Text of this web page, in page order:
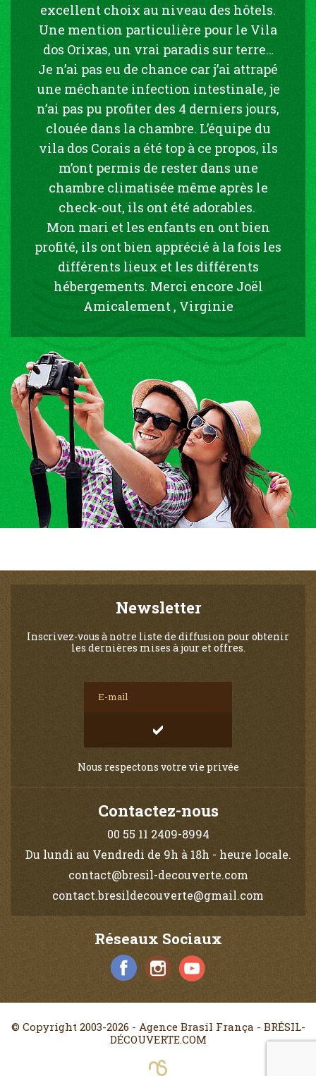
excellent choix au niveau des hôtels.
Une mention particulière pour le Vila
dos Orixas, un vrai paradis sur terre…
Je n’ai pas eu de chance car j’ai attrapé
une méchante infection intestinale, je
n’ai pas pu profiter des 4 derniers jours,
clouée dans la chambre. L’équipe du
vila dos Corais a été top à ce propos, ils
m’ont permis de rester dans une
chambre climatisée même après le
check-out, ils ont été adorables.
Mon mari et les enfants en ont bien
profité, ils ont bien apprécié à la fois les
différents lieux et les différents
hébergements. Merci encore Joël
Amicalement , Virginie
Newsletter
Inscrivez-vous à notre liste de diffusion pour obtenir
les dernières mises à jour et offres.
Nous respectons votre vie privée
Contactez-nous
00 55 11 2409-8994
Du lundi au Vendredi de 9h à 18h - heure locale.
contact@bresil-decouverte.com
contact.bresildecouverte@gmail.com
Réseaux Sociaux
© Copyright 2003-2026 - Agence Brasil França - BRÉSIL-
DÉCOUVERTE.COM